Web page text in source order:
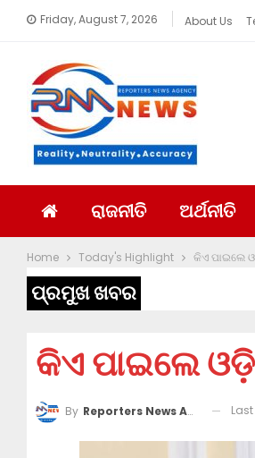
Friday, August 7, 2026 About Us
ରାଜନୀତି ଅର୍ଥନୀତି
Home Today's Highlight କିଏ ପାଇଲେ
ପ୍ରମୁଖ ଖବର
କିଏ ପାଇଲେ
By Reporters News Agency